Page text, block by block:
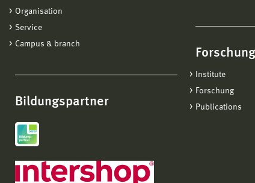
Organisation
Service
Campus & branch
Bildungspartner
Institute
Forschung
Publications